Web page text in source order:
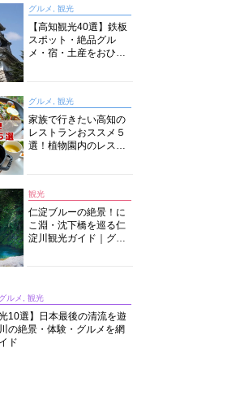
グルメ, 観光
【高知観光40選】鉄板
スポット・絶品グル
メ・宿・土産をおひと
グルメ, 観光
家族で行きたい高知の
レストランおススメ５
選！植物園内のレスト
観光
仁淀ブルーの絶景！に
こ淵・沈下橋を巡る仁
淀川観光ガイド｜グル
ルメ, 観光
10選】日本最後の清流を遊
の絶景・体験・グルメを網
ド